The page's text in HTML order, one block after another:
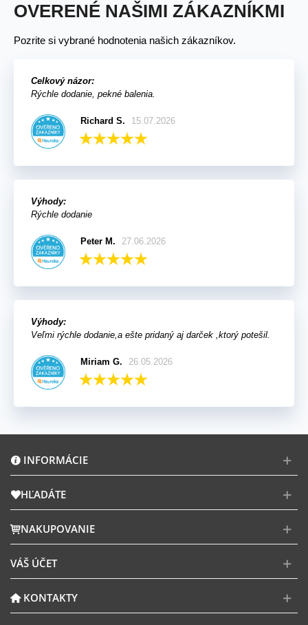
OVERENÉ NAŠIMI ZÁKAZNÍKMI
Pozrite si vybrané hodnotenia našich zákazníkov.
Celkový názor:
Rýchle dodanie, pekné balenia.
Richard S. 15.07.2026
Výhody:
Rýchle dodanie
Peter M. 27.06.2026
Výhody:
Veľmi rýchle dodanie,a ešte pridaný aj darček ,ktorý potešil.
Miriam G. 26.05.2026
INFORMÁCIE
HĽADÁTE
NAKUPOVANIE
VÁŠ ÚČET
KONTAKTY